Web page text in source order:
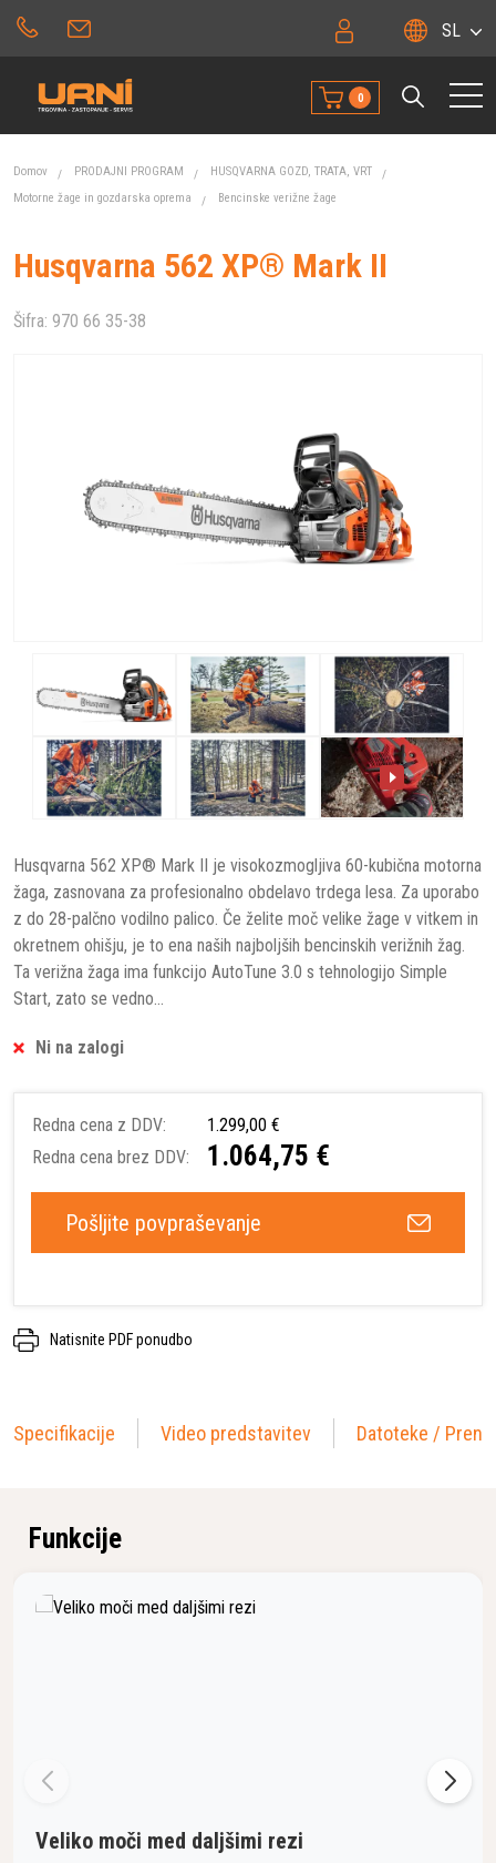
SL
0
Domov PRODAJNI PROGRAM
HUSQVARNA GOZD, TRATA, VRT
Motorne žage in gozdarska oprema
Bencinske verižne žage
Husqvarna 562 XP® Mark II
Šifra: 970 66 35-38
Husqvarna 562 XP® Mark II je visokozmogljiva 60-kubična motorna
žaga, zasnovana za profesionalno obdelavo trdega lesa. Za uporabo
z do 28-palčno vodilno palico. Če želite moč velike žage v vitkem in
okretnem ohišju, je to ena naših najboljših bencinskih verižnih žag.
Ta verižna žaga ima funkcijo AutoTune 3.0 s tehnologijo Simple
Start, zato se vedno...
Ni na zalogi
Redna cena z DDV:
1.299,00 €
Redna cena brez DDV:
1.064,75 €
Pošljite povpraševanje
Natisnite PDF ponudbo
Specifikacije Video predstavitev Datoteke /
Funkcije
Veliko moči med daljšimi rezi